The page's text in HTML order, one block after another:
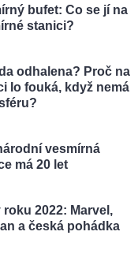
bufet: Co se jí na
stanici?
odhalena? Proč na
Io fouká, když nemá
vesmírná
má 20 let
roku 2022: Marvel,
a česká pohádka